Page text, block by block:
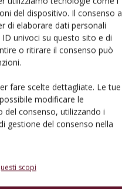
del dispositivo. Il consenso a
di elaborare dati personali
univoci su questo sito e di
o ritirare il consenso può
fare scelte dettagliate. Le tue
modificare le
consenso, utilizzando i
gestione del consenso nella
scopi